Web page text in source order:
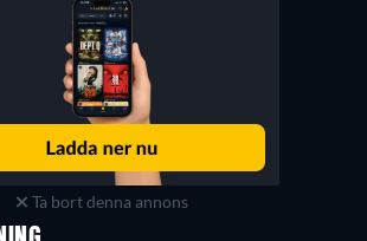
Ta bort denna annons